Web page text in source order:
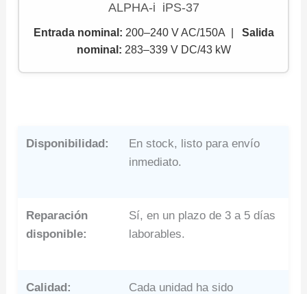
ALPHA-i iPS-37
Entrada nominal: 200–240 V AC/150A | Salida
nominal : 283–339 V DC/43 kW
Disponibilidad:
En stock, listo para envío
inmediato.
Reparación
disponible:
Sí, en un plazo de 3 a 5 días
laborables.
Calidad:
Cada unidad ha sido